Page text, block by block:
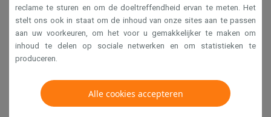
Privacy
Disclaimer
Cookies
Krëfel NV - Steenstraat 44 - Industriezone 4 "T Sas",
1851 Humbeek, België
reclame te sturen en om de doeltreffendheid ervan te meten. Het
stelt ons ook in staat om de inhoud van onze sites aan te passen
aan uw voorkeuren, om het voor u gemakkelijker te maken om
inhoud te delen op sociale netwerken en om statistieken te
produceren.
Alle cookies accepteren